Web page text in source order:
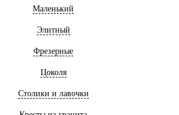
Маленький
Элитный
Фрезерные
Цоколя
Столики и лавочки